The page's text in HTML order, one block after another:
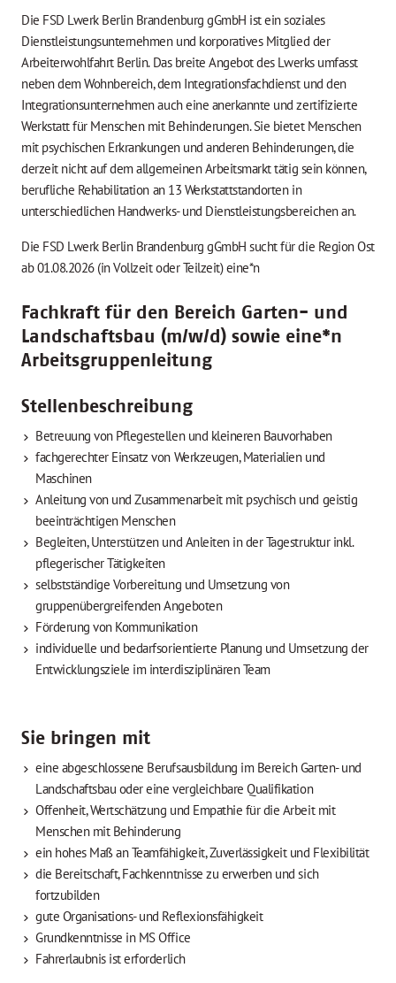
Die FSD Lwerk Berlin Brandenburg gGmbH ist ein soziales
Dienstleistungsunternehmen und korporatives Mitglied der
Arbeiterwohlfahrt Berlin. Das breite Angebot des Lwerks umfasst
neben dem Wohnbereich, dem Integrationsfachdienst und den
Integrationsunternehmen auch eine anerkannte und zertifizierte
Werkstatt für Menschen mit Behinderungen. Sie bietet Menschen
mit psychischen Erkrankungen und anderen Behinderungen, die
derzeit nicht auf dem allgemeinen Arbeitsmarkt tätig sein können,
berufliche Rehabilitation an 13 Werkstattstandorten in
unterschiedlichen Handwerks- und Dienstleistungsbereichen an.
Die FSD Lwerk Berlin Brandenburg gGmbH sucht für die Region Ost
ab 01.08.2026 (in Vollzeit oder Teilzeit) eine*n
Fachkraft für den Bereich Garten- und
Landschaftsbau (m/w/d) sowie eine*n
Arbeitsgruppenleitung
Stellenbeschreibung
Betreuung von Pflegestellen und kleineren Bauvorhaben
fachgerechter Einsatz von Werkzeugen, Materialien und
Maschinen
Anleitung von und Zusammenarbeit mit psychisch und geistig
beeinträchtigen Menschen
Begleiten, Unterstützen und Anleiten in der Tagestruktur inkl.
pflegerischer Tätigkeiten
selbstständige Vorbereitung und Umsetzung von
gruppenübergreifenden Angeboten
Förderung von Kommunikation
individuelle und bedarfsorientierte Planung und Umsetzung der
Entwicklungsziele im interdisziplinären Team
Sie bringen mit
eine abgeschlossene Berufsausbildung im Bereich Garten- und
Landschaftsbau oder eine vergleichbare Qualifikation
Offenheit, Wertschätzung und Empathie für die Arbeit mit
Menschen mit Behinderung
ein hohes Maß an Teamfähigkeit, Zuverlässigkeit und Flexibilität
die Bereitschaft, Fachkenntnisse zu erwerben und sich
fortzubilden
gute Organisations- und Reflexionsfähigkeit
Grundkenntnisse in MS Office
Fahrerlaubnis ist erforderlich